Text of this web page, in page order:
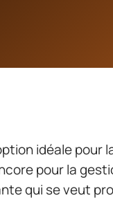
idéale
pour la
qui se veut